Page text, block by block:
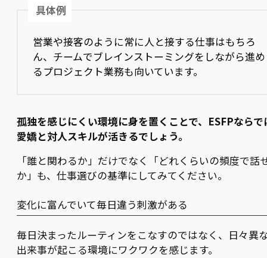
具体例
営業や接客のように常に人と接する仕事はもちろ
ん、チームでブレインストーミングをしながら進め
るプロジェクト業務も向いています。
孤独を感じにくい環境に身を置くことで、ESFPならで
愛嬌と対人スキルが活きるでしょう。
「誰と関わるか」だけでなく「どれくらいの頻度で話
か」も、仕事選びの基準にしてみてください。
変化に富んでいて毎日違う刺激がある
毎日決まったルーティンをこなすのではなく、日々異
出来事が起こる環境にワクワクを感じます。